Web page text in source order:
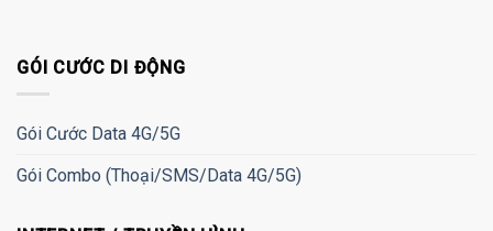
GÓI CƯỚC DI ĐỘNG
Gói Cước Data 4G/5G
Gói Combo (Thoại/SMS/Data 4G/5G)